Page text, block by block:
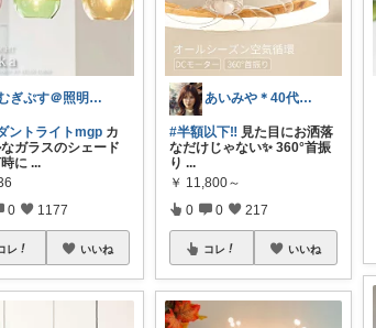
むぎぷす＠照明とインテリアと北欧食器
ントライトmgp カ
ガラスのシェード
に ...
0 1177
レ いいね
あいみや＊40代🌷くらしを楽しむ
#半額以下‼️ 見た目にお洒落
なだけじゃない✨ 360°首振
り ...
￥ 11,800～
0 0 217
コレ いいね